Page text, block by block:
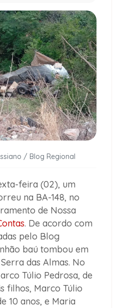
/ Blog Regional
feira (02), um
na BA-148, no
de Nossa
. De acordo com
pelo Blog
baú tombou em
das Almas. No
Túlio Pedrosa, de
filhos, Marco Túlio
10 anos, e Maria